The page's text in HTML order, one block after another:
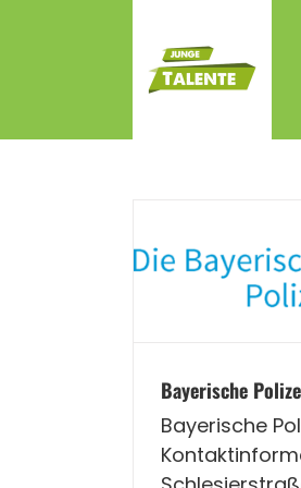
Bayerische
Bayerische